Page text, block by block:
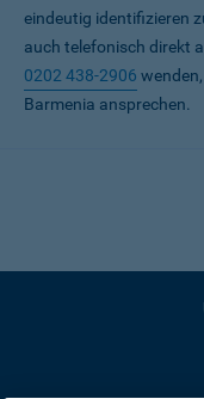
eindeutig identifizieren
auch telefonisch direkt
0202 438-2906
Barmenia ansprechen.